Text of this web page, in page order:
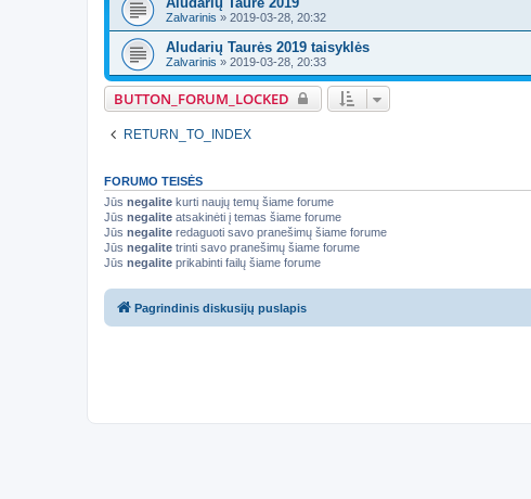
Zalvarinis » 2019-03-28, 20:32
Aludarių Taurės 2019 taisyklės
Zalvarinis » 2019-03-28, 20:33
BUTTON_FORUM_LOCKED
RETURN_TO_INDEX
FORUMO TEISĖS
Jūs negalite kurti naujų temų šiame forume
Jūs negalite atsakinėti į temas šiame forume
Jūs negalite redaguoti savo pranešimų šiame forume
Jūs negalite trinti savo pranešimų šiame forume
Jūs negalite prikabinti failų šiame forume
Pagrindinis diskusijų puslapis